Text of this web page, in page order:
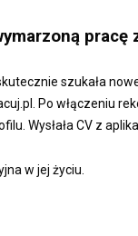
pracę
szukała
Po włączeniu
Wysłała CV z
w jej życiu.